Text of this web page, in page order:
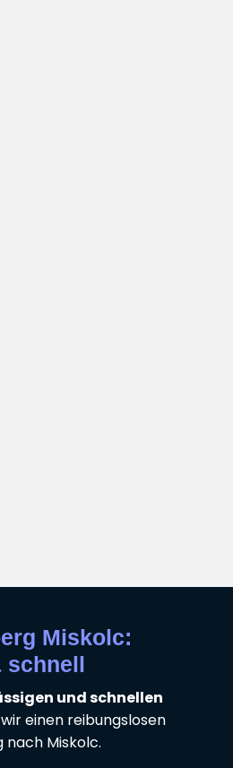
Miskolc:
schnell
und schnellen
einen reibungslosen
nach Miskolc.